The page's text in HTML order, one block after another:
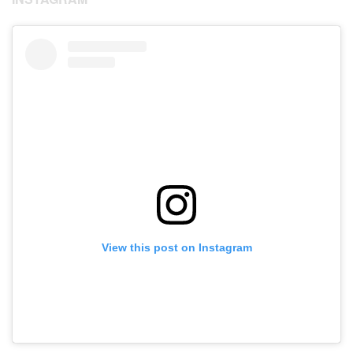
View this post on Instagram